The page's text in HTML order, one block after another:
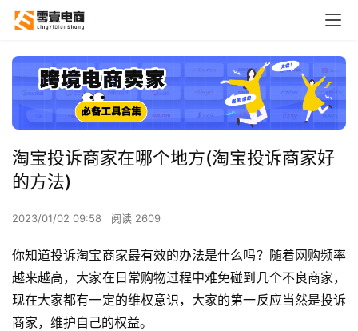
淘宝投诉商家在哪个地方(淘宝投诉商家好
的方法)
2023/01/02 09:58 阅读 2609
你知道投诉淘宝商家最有效的办法是什么吗？随着网购频率
越来越高，大家在日常购物过程中难免碰到几个不良商家，
现在大家都有一定的维权意识，大家的第一反应当然是投诉
商家，维护自己的权益。